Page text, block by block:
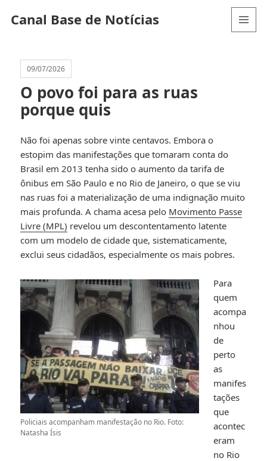
Canal Base de Notícias
09/07/2026
O povo foi para as ruas
porque quis
Não foi apenas sobre vinte centavos. Embora o
estopim das manifestações que tomaram conta do
Brasil em 2013 tenha sido o aumento da tarifa de
ônibus em São Paulo e no Rio de Janeiro, o que se viu
nas ruas foi a materialização de uma indignação muito
mais profunda. A chama acesa pelo Movimento Passe
Livre (MPL) revelou um descontentamento latente
com um modelo de cidade que, sistematicamente,
exclui seus cidadãos, especialmente os mais pobres.
Policiais acompanham manifestação no Rio. Foto:
Natasha Ísis
Para
quem
acompa
nhou
de
perto
as
manifes
tações
que
acontec
eram
no Rio